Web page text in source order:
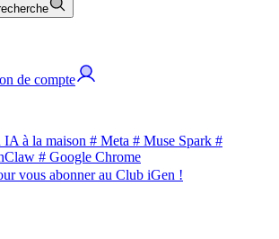
de compte
à la maison # Meta # Muse Spark #
# Google Chrome
vous abonner au Club iGen !